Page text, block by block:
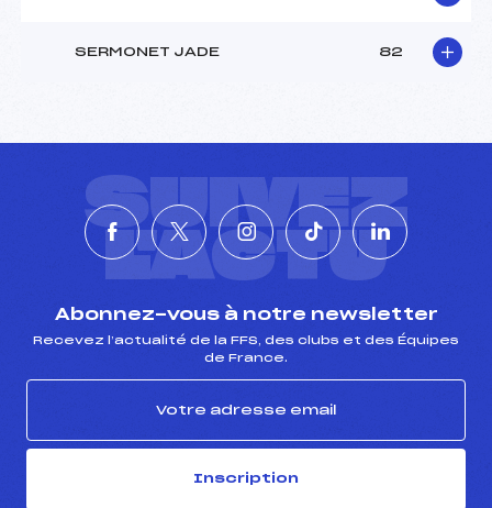
SERMONET JADE 82
SUIVEZ
L'ACTU
Abonnez-vous à notre newsletter
Recevez l’actualité de la FFS, des clubs et des Équipes
de France.
Inscription